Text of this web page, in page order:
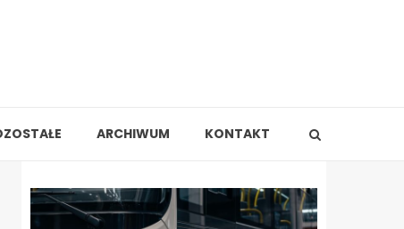
ARCHIWUM KONTAKT